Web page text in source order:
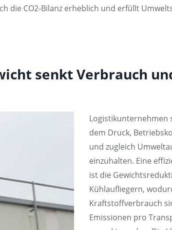
die CO2-Bilanz erheblich und erfüllt
senkt Verbrauch
Logistikunternehmen
dem Druck,
und zugleich
einzuhalten. Eine
ist die
Kühlaufliegern,
Kraftstoffverbrauch
Emissionen pro